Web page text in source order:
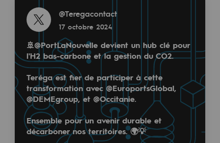
Gestion de l'énergie
Préservation de la biodiversité
Gestion des impacts
Responsabilité sociale et territoriale
Responsabilité sociale et
Energiz Mouv
Energiz Mouv
@Teregacontact
17 octobre 2024
🚢@PortLaNouvelle devient un hub clé pour
l'H2 bas-carbone et la gestion du CO2.
Teréga est fier de participer à cette
transformation avec @EuroportsGlobal,
@DEMEgroup, et @Occitanie.
Ensemble pour un avenir durable et
décarboner nos territoires. 🌍💡